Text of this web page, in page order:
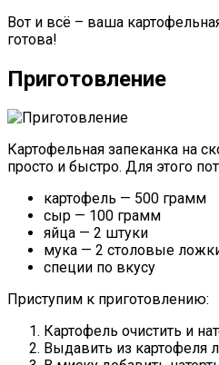
Вот и всё – ваша
готова!
Приготовление
Картофельная запеканка на
просто и быстро. Для этого
картофель — 500 грамм
сыр — 100 грамм
яйца — 2 штуки
мука — 2 столовые
специи по вкусу
Приступим к приготовлению:
Картофель очистить и
Выдавить из картофеля